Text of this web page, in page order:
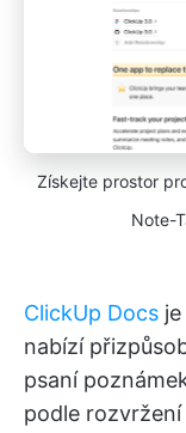
Získejte prostor
Note-
ClickUp Docs
nabízí
psaní
podle